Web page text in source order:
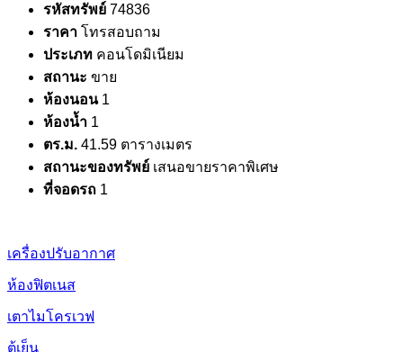
รหัสทรัพย์ 74836
ราคา โทรสอบถาม
ประเภท คอนโดมิเนียม
สถานะ ขาย
ห้องนอน 1
ห้องน้ำ 1
ตร.ม. 41.59 ตารางเมตร
สถานะของทรัพย์ เสนอขายราคาพิเศษ
ที่จอดรถ 1
เครื่องปรับอากาศ
ห้องฟิตเนส
เตาไมโครเวฟ
ตู้เย็น